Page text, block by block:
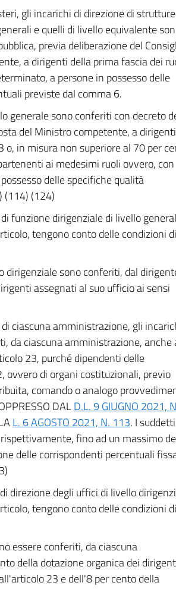
gli incarichi di direzione di strutture
e quelli di livello equivalente
previa deliberazione del
a dirigenti della prima fascia dei
a persone in possesso delle
previste dal comma 6.
generale sono conferiti con decreto
del Ministro competente, a dirigenti
in misura non superiore al 70 per
ai medesimi ruoli ovvero, con
delle specifiche qualità
(114) (124)
funzione dirigenziale di livello
tengono conto delle condizioni di
dirigenziale sono conferiti, dal
assegnati al suo ufficio ai sensi
ciascuna amministrazione, gli
da ciascuna amministrazione, anche
23, purché dipendenti delle
di organi costituzionali, previo
comando o analogo
DALD.L. 9 GIUGNO 2021,
L. 6 AGOSTO 2021, N. 113. I suddetti
fino ad un massimo
delle corrispondenti percentuali
direzione degli uffici di livello
tengono conto delle condizioni di
essere conferiti, da ciascuna
della dotazione organica dei
23 e dell'8 per cento della